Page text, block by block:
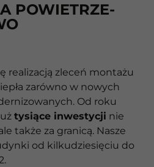
POWIETRZE-
realizacją zleceń montażu
zarówno w nowych
Od roku
tysiące inwestycji nie
także za granicą. Nasze
od kilkudziesięciu do